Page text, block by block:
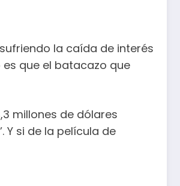
la caída de interés
es que el batacazo que
millones de dólares
Y si de la película de